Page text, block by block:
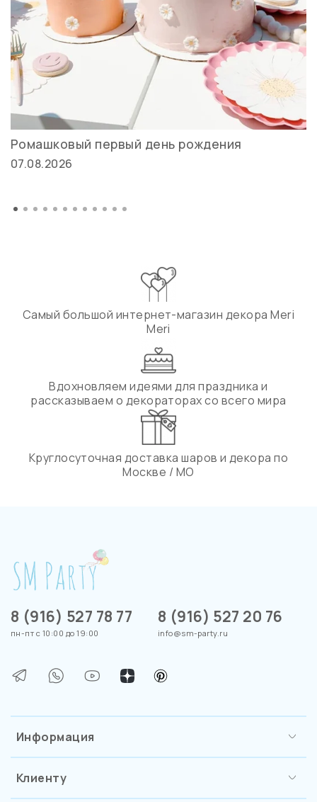
Ромашковый первый день рождения
07.08.2026
Самый большой интернет-магазин декора Meri
Meri
Вдохновляем идеями для праздника и
рассказываем о декораторах со всего мира
Круглосуточная доставка шаров и декора по
Москве / МО
Информация
Клиенту
8 (916) 527 78 77
пн-пт с 10:00 до 19:00
8 (916) 527 20 76
info@sm-party.ru